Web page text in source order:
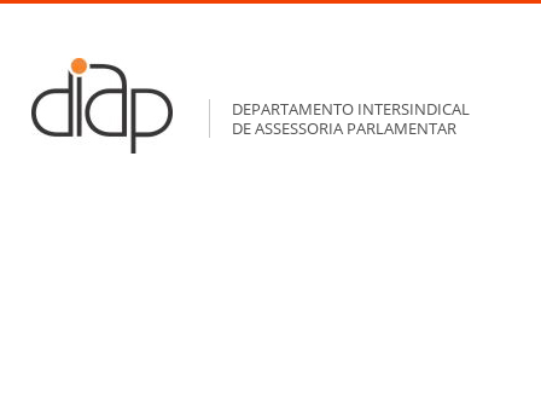
DEPARTAMENTO INTERSINDICAL
DE ASSESSORIA PARLAMENTAR